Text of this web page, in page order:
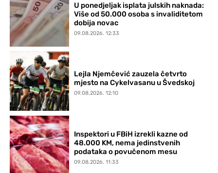
U ponedjeljak isplata julskih naknada:
Više od 50.000 osoba s invaliditetom
dobija novac
09.08.2026. 12:33
Lejla Njemčević zauzela četvrto
mjesto na Cykelvasanu u Švedskoj
09.08.2026. 12:10
Inspektori u FBiH izrekli kazne od
48.000 KM, nema jedinstvenih
podataka o povučenom mesu
09.08.2026. 11:33